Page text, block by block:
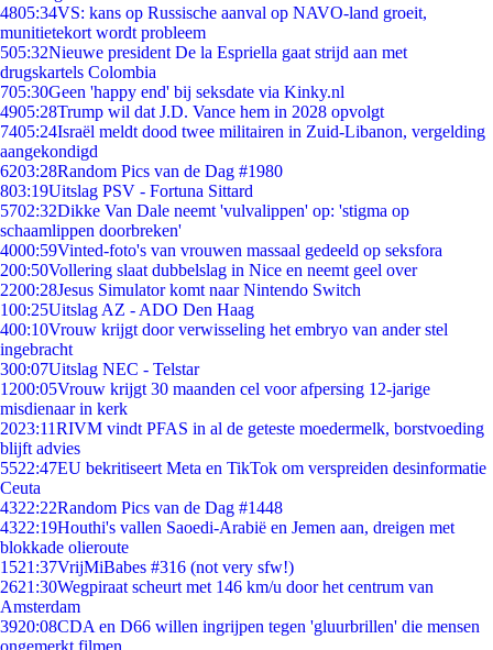
4805:34VS: kans op Russische aanval op NAVO-land groeit,
munitietekort wordt probleem
505:32Nieuwe president De la Espriella gaat strijd aan met
drugskartels Colombia
705:30Geen 'happy end' bij seksdate via Kinky.nl
4905:28Trump wil dat J.D. Vance hem in 2028 opvolgt
7405:24Israël meldt dood twee militairen in Zuid-Libanon, vergelding
aangekondigd
6203:28Random Pics van de Dag #1980
803:19Uitslag PSV - Fortuna Sittard
5702:32Dikke Van Dale neemt 'vulvalippen' op: 'stigma op
schaamlippen doorbreken'
4000:59Vinted-foto's van vrouwen massaal gedeeld op seksfora
200:50Vollering slaat dubbelslag in Nice en neemt geel over
2200:28Jesus Simulator komt naar Nintendo Switch
100:25Uitslag AZ - ADO Den Haag
400:10Vrouw krijgt door verwisseling het embryo van ander stel
ingebracht
300:07Uitslag NEC - Telstar
1200:05Vrouw krijgt 30 maanden cel voor afpersing 12-jarige
misdienaar in kerk
2023:11RIVM vindt PFAS in al de geteste moedermelk, borstvoeding
blijft advies
5522:47EU bekritiseert Meta en TikTok om verspreiden desinformatie
Ceuta
4322:22Random Pics van de Dag #1448
4322:19Houthi's vallen Saoedi-Arabië en Jemen aan, dreigen met
blokkade olieroute
1521:37VrijMiBabes #316 (not very sfw!)
2621:30Wegpiraat scheurt met 146 km/u door het centrum van
Amsterdam
3920:08CDA en D66 willen ingrijpen tegen 'gluurbrillen' die mensen
ongemerkt filmen